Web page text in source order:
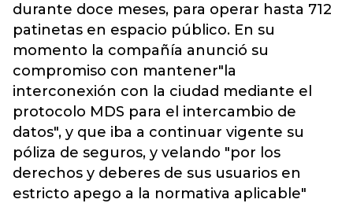
durante doce meses, para operar hasta 712
patinetas en espacio público. En su
momento la compañía anunció su
compromiso con mantener"la
interconexión con la ciudad mediante el
protocolo MDS para el intercambio de
datos", y que iba a continuar vigente su
póliza de seguros, y velando "por los
derechos y deberes de sus usuarios en
estricto apego a la normativa aplicable"